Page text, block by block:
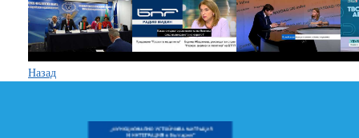
Назад